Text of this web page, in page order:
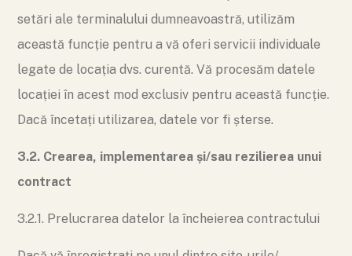
setări ale terminalului dumneavoastră, utilizăm
această funcție pentru a vă oferi servicii individuale
legate de locația dvs. curentă. Vă procesăm datele
locației în acest mod exclusiv pentru această funcție.
Dacă încetați utilizarea, datele vor fi șterse.
3.2. Crearea, implementarea și/sau rezilierea unui
contract
3.2.1. Prelucrarea datelor la încheierea contractului